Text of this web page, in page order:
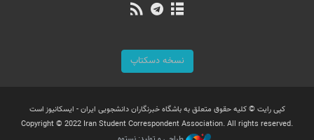
نسخه دسکتاپ
کپی رایت © کلیه حقوق متعلق به باشگاه خبرنگاران دانشجویی ایران - ایسکانیوز است
Copyright © 2022 Iran Student Correspondent Association. All rights reserved.